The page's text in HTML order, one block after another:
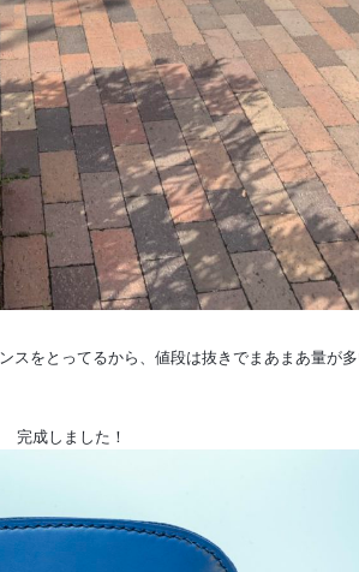
スをとってるから、値段は抜きでまあまあ量が
完成しました！